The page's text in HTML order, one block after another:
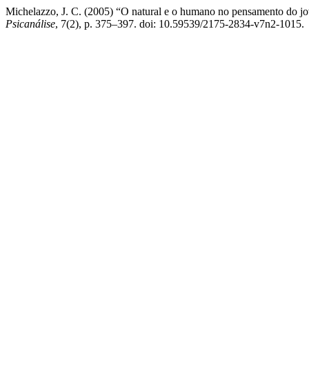
Michelazzo, J. C. (2005) “O natural e o humano no pensamento do
Psicanálise, 7(2), p. 375–397. doi: 10.59539/2175-2834-v7n2-1015.